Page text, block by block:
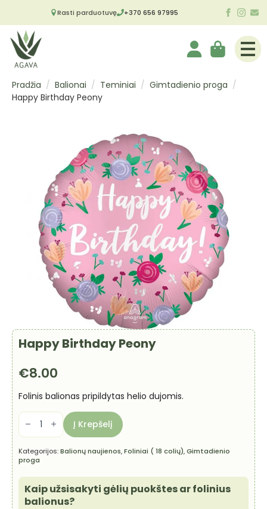
Rasti parduotuvę +370 656 97995
Pradžia Balionai Teminiai
Gimtadienio proga
Happy Birthday Peony
Happy Birthday Peony
€8.00
Folinis balionas pripildytas helio dujomis.
produkto
kiekis:
Happy
Birthday
Peony
Į Krepšelį
Kategorijos:Balionų naujienos,Foliniai ( 18 colių),Gimtadienio
proga
Kaip užsisakyti gėlių puokštes ar folinius
balionus?